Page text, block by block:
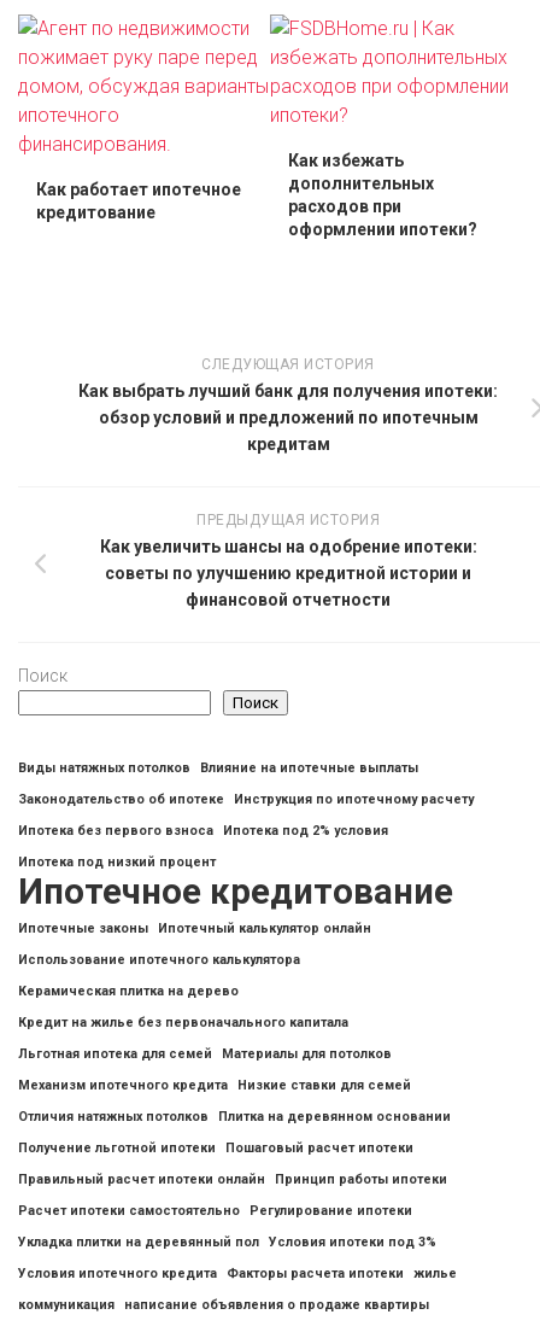
Как работает ипотечное
кредитование
Как избежать
дополнительных
расходов при
оформлении ипотеки?
СЛЕДУЮЩАЯ ИСТОРИЯ
Как выбрать лучший банк для получения ипотеки:
обзор условий и предложений по ипотечным
кредитам
ПРЕДЫДУЩАЯ ИСТОРИЯ
Как увеличить шансы на одобрение ипотеки:
советы по улучшению кредитной истории и
финансовой отчетности
Поиск
Поиск
Виды натяжных потолков
Влияние на ипотечные выплаты
Законодательство об ипотеке
Инструкция по ипотечному расчету
Ипотека без первого взноса
Ипотека под 2% условия
Ипотека под низкий процент
Ипотечное кредитование
Ипотечные законы
Ипотечный калькулятор онлайн
Использование ипотечного калькулятора
Керамическая плитка на дерево
Кредит на жилье без первоначального капитала
Льготная ипотека для семей
Материалы для потолков
Механизм ипотечного кредита
Низкие ставки для семей
Отличия натяжных потолков
Плитка на деревянном основании
Получение льготной ипотеки
Пошаговый расчет ипотеки
Правильный расчет ипотеки онлайн
Принцип работы ипотеки
Расчет ипотеки самостоятельно
Регулирование ипотеки
Укладка плитки на деревянный пол
Условия ипотеки под 3%
Условия ипотечного кредита
Факторы расчета ипотеки
жилье
коммуникация
написание объявления о продаже квартиры